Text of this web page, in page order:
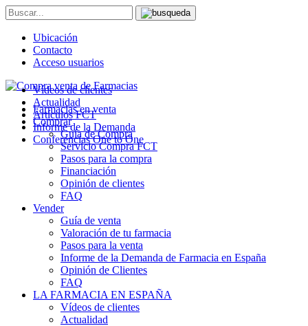
Ubicación
Contacto
Acceso usuarios
Farmacias en venta
Comprar
Guía de Compra
Servicio Compra FCT
Pasos para la compra
Financiación
Opinión de clientes
FAQ
Vender
Guía de venta
Valoración de tu farmacia
Pasos para la venta
Informe de la Demanda de Farmacia en España
Opinión de Clientes
FAQ
LA FARMACIA EN ESPAÑA
Vídeos de clientes
Actualidad
Vídeos de clientes
Actualidad
Artículos FCT
Informe de la Demanda
Conferencias One to One